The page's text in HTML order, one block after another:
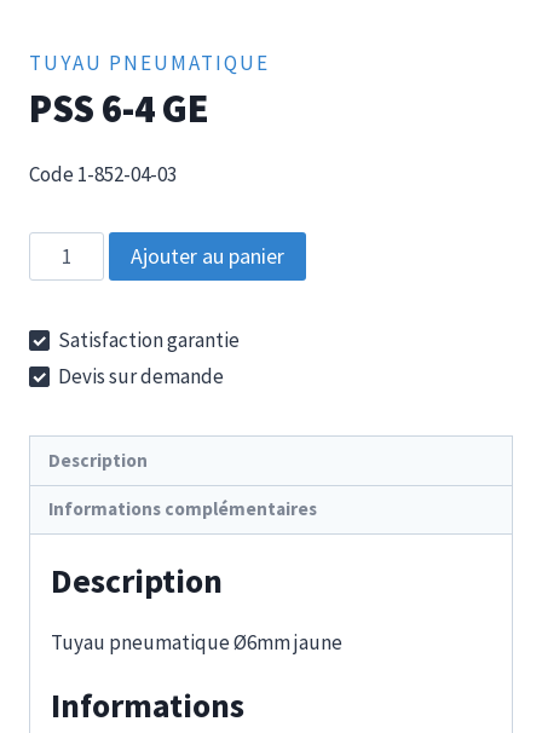
TUYAU PNEUMATIQUE
PSS 6-4 GE
Code 1-852-04-03
quantité
de
6-
4
Ajouter au panier
Satisfaction garantie
Devis sur demande
Description
Informations complémentaires
Description
Tuyau pneumatique Ø6mm jaune
Informations